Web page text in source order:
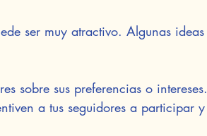
ser muy atractivo. Algunas ideas
sobre sus preferencias o intereses.
a tus seguidores a participar y